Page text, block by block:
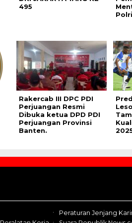
495
Polri
Rakercab III DPC PDI
Perjuangan Resmi
Dibuka ketua DPD PDI
Perjuangan Provinsi
Banten.
Peraturan Jenjang